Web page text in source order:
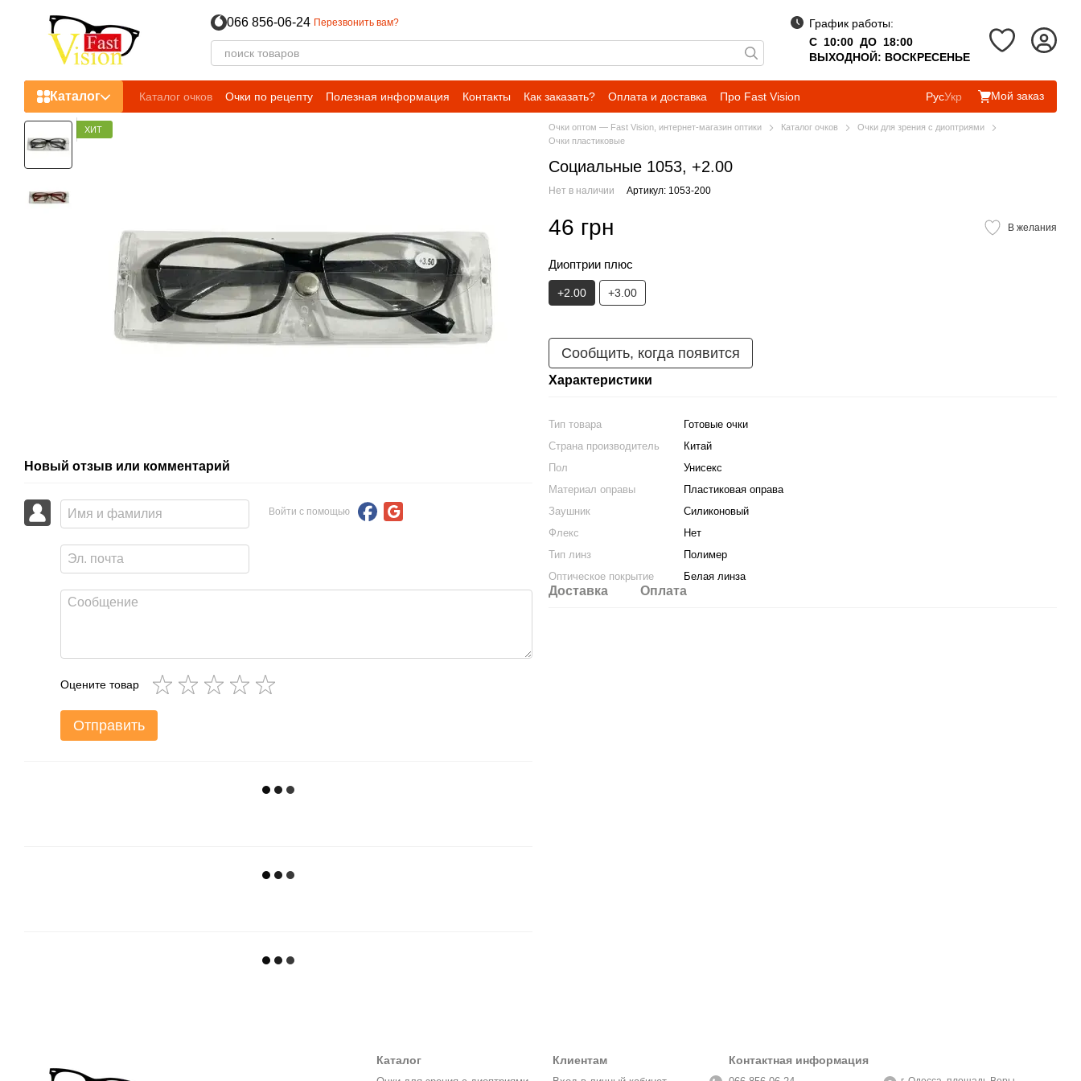
066 856-06-24 Перезвонить вам?
График работы:
С 10:00 ДО 18:00
ВЫХОДНОЙ: ВОСКРЕСЕНЬЕ
Каталог Каталог очков Очки по рецепту Полезная информация Контакты Как заказать? Оплата и доставка
Про Fast Vision
Пользовательское соглашение
РусУкр Мой заказ
ХИТ
Новый отзыв или комментарий
Войти с помощью
Оцените товар
Отправить
Очки оптом — Fast Vision, интернет-магазин оптики Каталог очков
Очки для зрения с диоптриями
Очки пластиковые
Социальные 1053, +2.00
Нет в наличии Артикул: 1053-200
46 грн В желания
Диоптрии плюс
+2.00 +3.00
Сообщить, когда появится
Характеристики
Тип товара
Готовые очки
Страна производитель
Китай
Пол
Унисекс
Материал оправы
Пластиковая оправа
Заушник
Силиконовый
Флекс
Нет
Тип линз
Полимер
Оптическое покрытие
Белая линза
Доставка Оплата
Каталог Клиентам Контактная информация